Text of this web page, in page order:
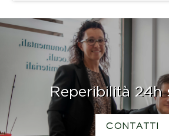
Reperibilità 24h
CONTATTI